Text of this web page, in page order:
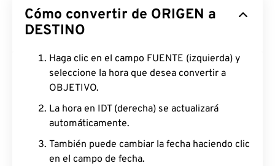
Cómo convertir de ORIGEN a
DESTINO
Haga clic en el campo FUENTE (izquierda) y
seleccione la hora que desea convertir a
OBJETIVO.
La hora en IDT (derecha) se actualizará
automáticamente.
También puede cambiar la fecha haciendo clic
en el campo de fecha.